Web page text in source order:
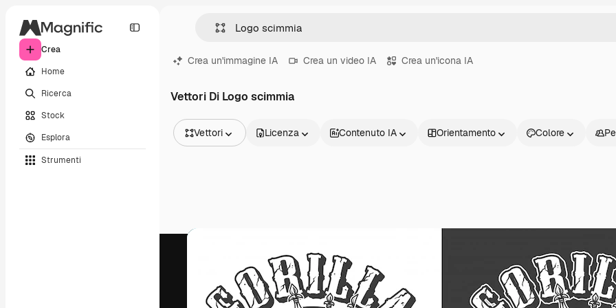
Crea
Home
Ricerca
Stock
Esplora
Strumenti
Crea un'immagine IA Crea un video IA Crea un'icona IA
Vettori Di Logo scimmia
Vettori
Video
Modelli di video
Modelli 3D
Licenza Contenuto IA Orientamento Colore
Prodotti Inizia